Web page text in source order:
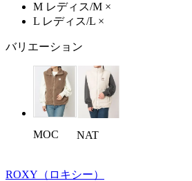
M レディス/M ×
L レディス/L ×
バリエーション
MOC NAT
ROXY （ロキシー）